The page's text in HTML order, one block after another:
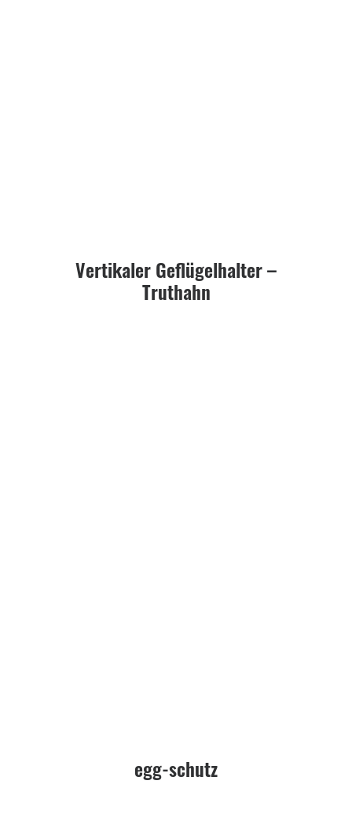
Vertikaler Geflügelhalter –
Truthahn
egg-schutz